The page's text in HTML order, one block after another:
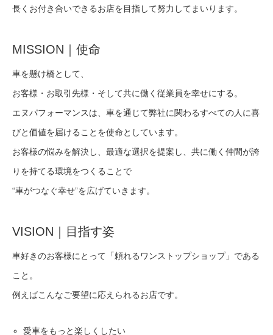
長くお付き合いできるお店を目指して努力してまいります。
MISSION｜使命
車を懸け橋として、
お客様・お取引先様・そして共に働く従業員を幸せにする。
エヌパフォーマンスは、車を通じて弊社に関わるすべての人に喜
びと価値を届けることを使命としています。
お客様の悩みを解決し、最適な選択を提案し、共に働く仲間が誇
りを持てる環境をつくることで
“車がつなぐ幸せ”を広げていきます。
VISION｜目指す姿
車好きのお客様にとって「頼れるワンストップショップ」である
こと。
例えばこんなご要望に応えられるお店です。
愛車をもっと楽しくしたい